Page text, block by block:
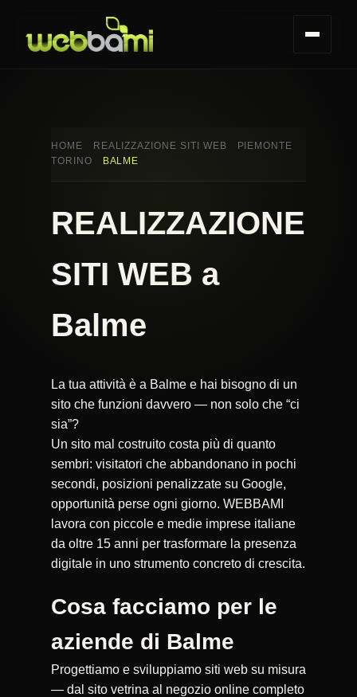
HOME REALIZZAZIONE SITI WEB
PIEMONTE
TORINO
BALME
REALIZZAZIONE
SITI WEB a
Balme
La tua attività è a Balme e hai bisogno di un
sito che funzioni davvero — non solo che “ci
sia”?
Un sito mal costruito costa più di quanto
sembri: visitatori che abbandonano in pochi
secondi, posizioni penalizzate su Google,
opportunità perse ogni giorno. WEBBAMI
lavora con piccole e medie imprese italiane
da oltre 15 anni per trasformare la presenza
digitale in uno strumento concreto di crescita.
Cosa facciamo per le
aziende di Balme
Progettiamo e sviluppiamo siti web su misura
— dal sito vetrina al negozio online completo